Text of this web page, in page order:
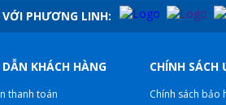
PHƯƠNG LINH:
KHÁCH HÀNG
thanh toán
CHÍNH SÁCH
Chính sách bảo